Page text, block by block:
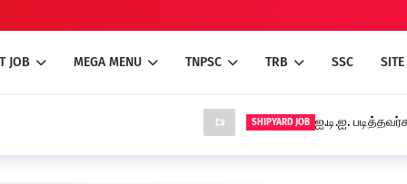
JOB MEGA MENU TNPSC TRB SSC
SHIPYARD JOB ஐ.டி.ஐ.